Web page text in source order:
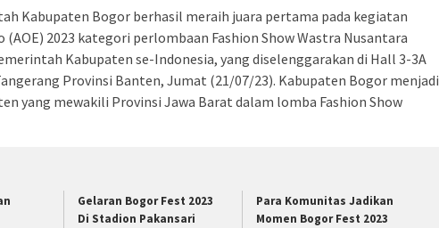
Kabupaten Bogor berhasil meraih juara pertama pada kegiatan
(AOE) 2023 kategori perlombaan Fashion Show Wastra Nusantara
Kabupaten se-Indonesia, yang diselenggarakan di Hall 3-3A
Provinsi Banten, Jumat (21/07/23). Kabupaten Bogor menjadi
yang mewakili Provinsi Jawa Barat dalam lomba Fashion Show
Gelaran Bogor Fest 2023
Di Stadion Pakansari
Para Komunitas Jadikan
Momen Bogor Fest 2023